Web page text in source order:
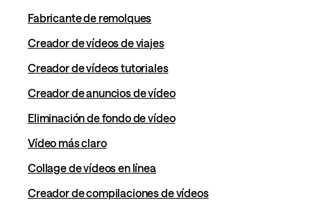
Fabricante de remolques
Creador de vídeos de viajes
Creador de vídeos tutoriales
Creador de anuncios de vídeo
Eliminación de fondo de vídeo
Vídeo más claro
Collage de vídeos en línea
Creador de compilaciones de vídeos